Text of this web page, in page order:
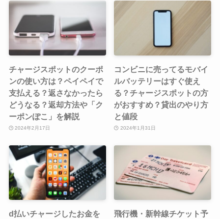
チャージスポットのクーポ
ンの使い方は？ペイペイで
支払える？返さなかったら
どうなる？返却方法や「ク
ーポンぽこ」を解説
2024年2月17日
コンビニに売ってるモバイ
ルバッテリーはすぐ使え
る？チャージスポットの方
がおすすめ？貸出のやり方
と値段
2024年1月31日
d払いチャージしたお金を
飛行機・新幹線チケット予